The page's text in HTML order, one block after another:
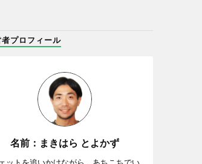
プロフィール
名前：まきはら とよかず